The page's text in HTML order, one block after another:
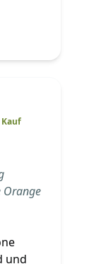
Orange
und